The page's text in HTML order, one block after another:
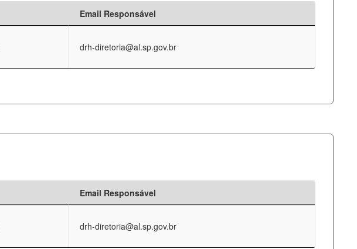
Email Responsável
drh-diretoria@al.sp.gov.br
Email Responsável
drh-diretoria@al.sp.gov.br